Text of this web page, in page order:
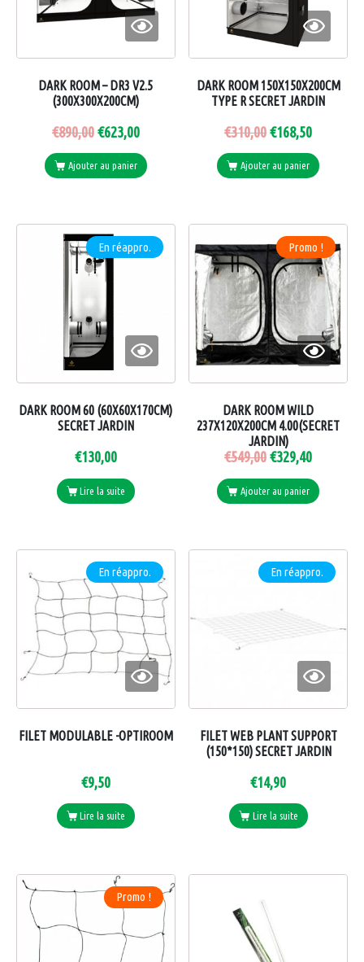
DARK ROOM – DR3 V2.5
(300X300X200CM)
€890,00€623,00
Ajouter au panier
DARK ROOM 150X150X200CM
TYPE R SECRET JARDIN
€310,00€168,50
Ajouter au panier
En réappro.
DARK ROOM 60 (60X60X170CM)
SECRET JARDIN
€130,00
Lire la suite
Promo !
DARK ROOM WILD
237X120X200CM 4.00(SECRET
JARDIN)
€549,00€329,40
Ajouter au panier
En réappro.
FILET MODULABLE -OPTIROOM
€9,50
Lire la suite
En réappro.
FILET WEB PLANT SUPPORT
(150*150) SECRET JARDIN
€14,90
Lire la suite
Promo !